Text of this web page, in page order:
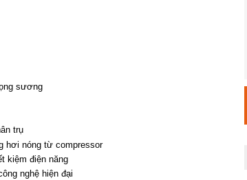
sương
trụ
hơi nóng từ compressor
kiệm điện năng
nghệ hiện đại